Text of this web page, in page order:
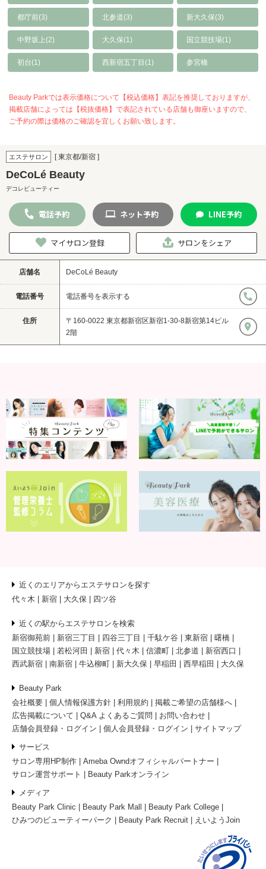
都庁前(3) 北参道(3) 新大久保(3)
中野坂上(2) 大久保(1) 国立競技場(1)
初台(1) 西新宿五丁目(1) 参宮橋
Beauty Parkでは表示価格について【税込価格】表記を推奨しておりますが、
掲載店舗によっては【税抜価格】で表記されている店舗も御座いますので、
ご予約の際は価格のご確認を宜しくお願い致します。
エステサロン [ 東京都/新宿 ]
DeCoLé Beauty
デコレビューティー
電話予約 ネット予約 LINE予約
マイサロン登録 サロンをシェア
店舗名 DeCoLé Beauty
電話番号 電話番号を表示する
住所
〒160-0022 東京都新宿区新宿1-30-8新宿第14ビル
2階
近くのエリアからエステサロンを探す
代々木
新宿 大久保 四ツ谷
近くの駅からエステサロンを検索
新宿御苑前
新宿三丁目 四谷三丁目 千駄ケ谷 東新宿
曙橋
国立競技場
若松河田 新宿 代々木 信濃町 北参道
新宿西口
西武新宿
南新宿 牛込柳町 新大久保 早稲田 西早稲田 大久保
Beauty Park
会社概要
個人情報保護方針 利用規約
掲載ご希望の店舗様へ
広告掲載について
Q&A よくあるご質問
お問い合わせ
店舗会員登録・ログイン
個人会員登録・ログイン サイトマップ
サービス
サロン専用HP制作
Ameba Owndオフィシャルパートナー
サロン運営サポート
Beauty Parkオンライン
メディア
Beauty Park Clinic
Beauty Park Mall
Beauty Park College
ひみつのビューティーパーク
Beauty Park Recruit えいようJoin